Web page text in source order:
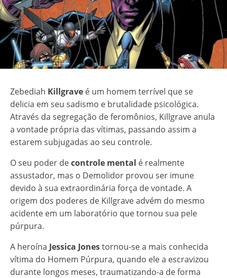
Zebediah Killgrave é um homem terrível que se
delicia em seu sadismo e brutalidade psicológica.
Através da segregação de feromônios, Killgrave anula
a vontade própria das vítimas, passando assim a
estarem subjugadas ao seu controle.
O seu poder decontrole mental é realmente
assustador, mas o Demolidor provou ser imune
devido à sua extraordinária força de vontade. A
origem dos poderes de Killgrave advém do mesmo
acidente em um laboratório que tornou sua pele
púrpura.
A heroína Jessica Jonestornou-se a mais conhecida
vítima do Homem Púrpura, quando ele a escravizou
durante longos meses, traumatizando-a de forma